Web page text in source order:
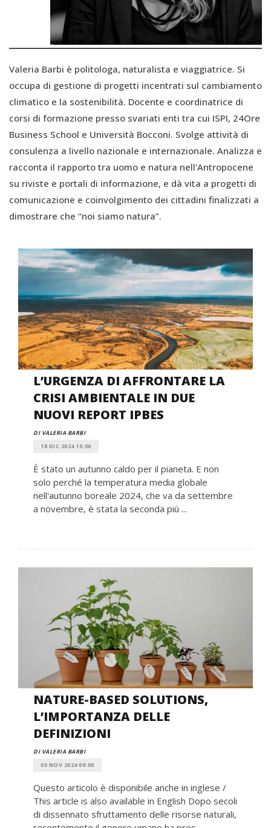
Valeria Barbi è politologa, naturalista e viaggiatrice. Si
occupa di gestione di progetti incentrati sul cambiamento
climatico e la sostenibilità. Docente e coordinatrice di
corsi di formazione presso svariati enti tra cui ISPI, 24Ore
Business School e Università Bocconi. Svolge attività di
consulenza a livello nazionale e internazionale. Analizza e
racconta il rapporto tra uomo e natura nell'Antropocene
su riviste e portali di informazione, e dà vita a progetti di
comunicazione e coinvolgimento dei cittadini finalizzati a
dimostrare che “noi siamo natura”.
L’URGENZA DI AFFRONTARE LA
CRISI AMBIENTALE IN DUE
NUOVI REPORT IPBES
DI VALERIA BARBI
18 DIC 2024 15:00
È stato un autunno caldo per il pianeta. E non
solo perché la temperatura media globale
nell'autunno boreale 2024, che va da settembre
a novembre, è stata la seconda più ...
NATURE-BASED SOLUTIONS,
L’IMPORTANZA DELLE
DEFINIZIONI
DI VALERIA BARBI
05 NOV 2024 09:00
Questo articolo è disponibile anche in inglese /
This article is also available in English Dopo secoli
di dissennato sfruttamento delle risorse naturali,